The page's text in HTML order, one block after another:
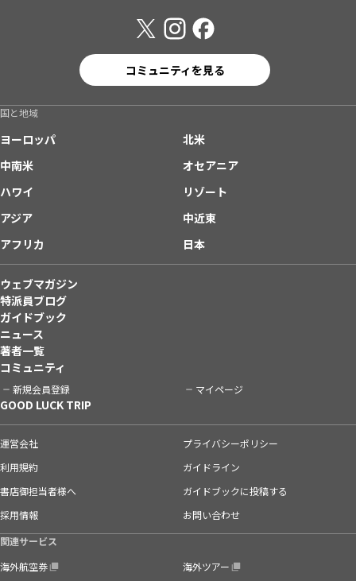
コミュニティを見る
国と地域
ヨーロッパ
北米
中南米
オセアニア
ハワイ
リゾート
アジア
中近東
アフリカ
日本
ウェブマガジン
特派員ブログ
ガイドブック
ニュース
著者一覧
コミュニティ
新規会員登録 マイページ
GOOD LUCK TRIP
運営会社
プライバシーポリシー
利用規約
ガイドライン
書店御担当者様へ
ガイドブックに投稿する
採用情報
お問い合わせ
関連サービス
海外航空券
海外ツアー